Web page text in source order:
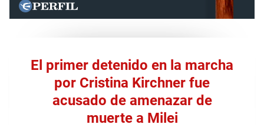
El primer detenido en la marcha
por Cristina Kirchner fue
acusado de amenazar de
muerte a Milei